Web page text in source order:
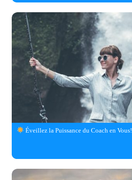
Éveillez la Puissance du Coach en Vous!